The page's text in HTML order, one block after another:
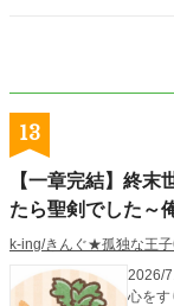
13
【一章完結】終
たら聖剣でした～
k-ing/きんぐ★孤独な王
2026/7.1
心をす